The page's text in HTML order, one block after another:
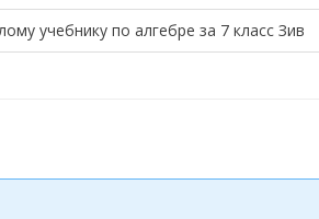
учебнику по алгебре за 7 класс Зив